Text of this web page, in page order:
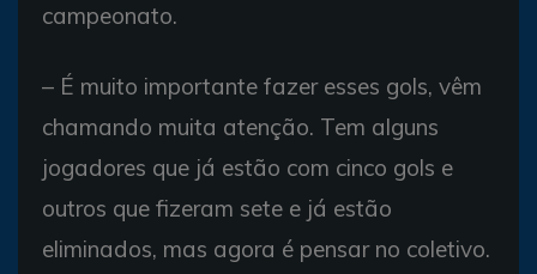
campeonato.
– É muito importante fazer esses gols, vêm
chamando muita atenção. Tem alguns
jogadores que já estão com cinco gols e
outros que fizeram sete e já estão
eliminados, mas agora é pensar no coletivo.